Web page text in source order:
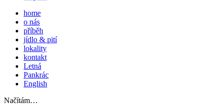
home
o nás
příběh
jídlo & pití
lokality
kontakt
Letná
Pankrác
English
Načítám…